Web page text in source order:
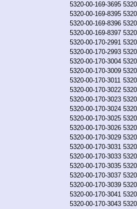
5320-00-169-3695
5320-00-169-8395
5320-00-169-8396
5320-00-169-8397
5320-00-170-2991
5320-00-170-2993
5320-00-170-3004
5320-00-170-3009
5320-00-170-3011
5320-00-170-3022
5320-00-170-3023
5320-00-170-3024
5320-00-170-3025
5320-00-170-3026
5320-00-170-3029
5320-00-170-3031
5320-00-170-3033
5320-00-170-3035
5320-00-170-3037
5320-00-170-3039
5320-00-170-3041
5320-00-170-3043